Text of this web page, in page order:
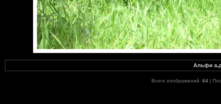
Альфи
Всего изображений: 64 |